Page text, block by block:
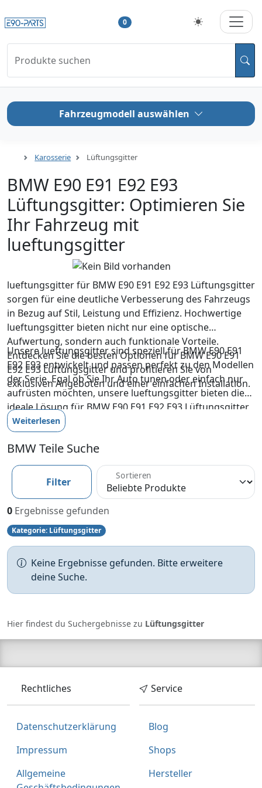
0
Produkte suchen
Fahrzeugmodell auswählen
Karosserie Lüftungsgitter
BMW E90 E91 E92 E93
Lüftungsgitter: Optimieren Sie
Ihr Fahrzeug mit
lueftungsgitter
lueftungsgitter für BMW E90 E91 E92 E93 Lüftungsgitter
sorgen für eine deutliche Verbesserung des Fahrzeugs
in Bezug auf Stil, Leistung und Effizienz. Hochwertige
lueftungsgitter bieten nicht nur eine optische
Aufwertung, sondern auch funktionale Vorteile.
Entdecken Sie die besten Optionen für BMW E90 E91
E92 E93 Lüftungsgitter und profitieren Sie von
exklusiven Angeboten und einer einfachen Installation.
Unsere lueftungsgitter sind speziell für BMW E90 E91
E92 E93 entwickelt und passen perfekt zu den Modellen
der Serie. Egal ob Sie Ihr Auto tunen oder einfach nur
aufrüsten möchten, unsere lueftungsgitter bieten die
ideale Lösung für BMW E90 E91 E92 E93 Lüftungsgitter.
Weiterlesen
BMW Teile Suche
Filter
Sortieren
0 Ergebnisse gefunden
Kategorie: Lüftungsgitter
Keine Ergebnisse gefunden. Bitte erweitere
deine Suche.
Hier findest du Suchergebnisse zu Lüftungsgitter
Rechtliches
Datenschutzerklärung
Impressum
Allgemeine
Service
Blog
Shops
Hersteller